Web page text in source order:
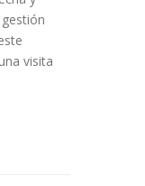
visita